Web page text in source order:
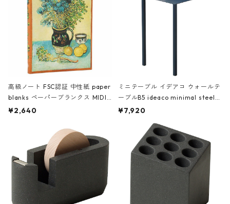
高級ノート FSC認証 中性紙 paper
blanks ペーパーブランクス MIDI
ハードカバー 罫線 ヴァン・ゴッホ
¥2,640
ミニテーブル イデアコ ウォールテ
ーブルB5 ideaco minimal steel f
urniture WALL Table B5 ネイビー
¥7,920